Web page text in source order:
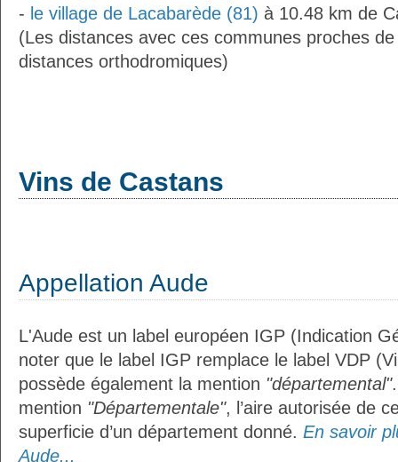
- le village de Lacabarède (81) à 10.48 km de
(Les distances avec ces communes proches
distances orthodromiques)
Vins de Castans
Appellation Aude
L'Aude est un label européen IGP (Indication
noter que le label IGP remplace le label VDP
possède également la mention "départemental"
mention "Départementale", l’aire autorisée de
superficie d’un département donné. En savoir
Aude...